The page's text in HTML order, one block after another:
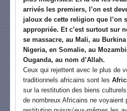
arrivés les premiers, l’on est
jaloux de cette religion que l’on
appropriée. Et c’est surtout sur
se massacre, au Mali, au
Nigeria, en Somalie, au
Ouganda, au nom d’Allah.
Ceux qui rejettent avec le plus de
traditionnels africains sont les
sur la restitution des biens
de nombreux Africains ne voyaient